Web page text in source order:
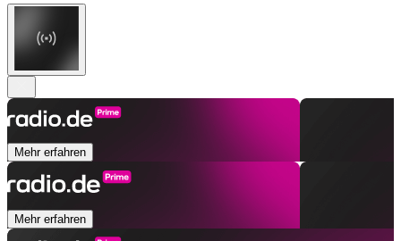
Mehr erfahren
Mehr erfahren